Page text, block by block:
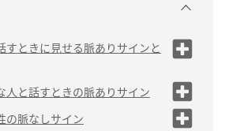
すときに見せる脈ありサインと
聞いてくれ
人と話すときの脈ありサイン
を広げようとす
の脈なしサイン